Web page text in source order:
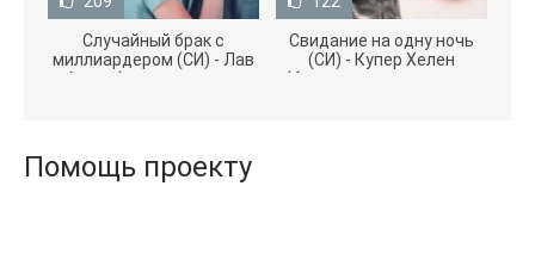
Случайный брак с
миллиардером (СИ) - Лав
Агата (полная версия
Свидание на одну ночь
(СИ) - Купер Хелен
(бесплатные серии книг
Помощь проекту